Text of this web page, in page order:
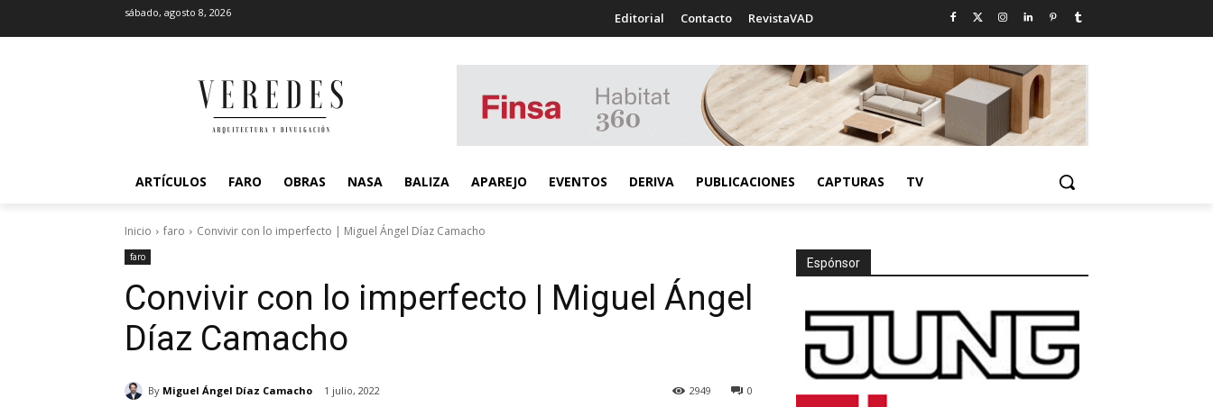
sábado, agosto 8, 2026 Editorial Contacto RevistaVAD
ARTÍCULOS FARO OBRAS NASA BALIZA APAREJO EVENTOS DERIVA PUBLICACIONES CAPTURAS TV
Inicio faro Convivir con lo imperfecto | Miguel Ángel Díaz Camacho
faro
Convivir con lo imperfecto | Miguel Ángel
Díaz Camacho
By Miguel Ángel Díaz Camacho 1 julio, 2022 0
2949
Espónsor